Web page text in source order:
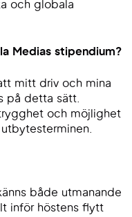
och globala
Medias stipendium?
mitt driv och mina
på detta sätt.
och möjlighet
både utmanande
inför höstens flytt